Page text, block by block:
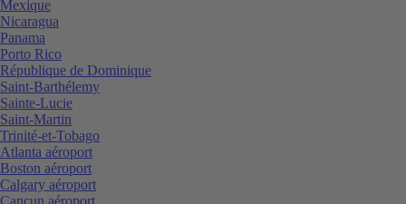
Mexique
Nicaragua
Panama
Porto Rico
République de Dominique
Saint-Barthélemy
Sainte-Lucie
Saint-Martin
Trinité-et-Tobago
Atlanta aéroport
Boston aéroport
Calgary aéroport
Cancun aéroport